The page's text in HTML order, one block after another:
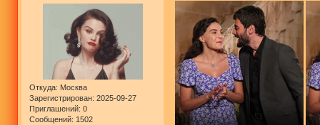
Откуда: Москва
Зарегистрирован: 2025-09-27
Приглашений: 0
Сообщений: 1502